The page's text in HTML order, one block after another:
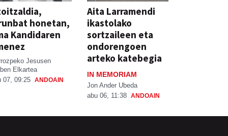
honetan,
Kandidaren
Jesusen
Elkartea
07, 09:25 ANDOAIN
Aita Larramendi
ikastolako
sortzaileen eta
ondorengoen
arteko katebegia
IN MEMORIAM
Jon Ander Ubeda
abu 06, 11:38 ANDOAIN